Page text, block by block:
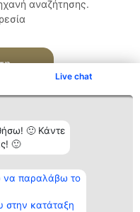
Live chat
🙂 Κάντε
🙂
να παραλάβω το
στην κατάταξη
αναζήτησης.
Επικοινωνία
Επικοινωνία